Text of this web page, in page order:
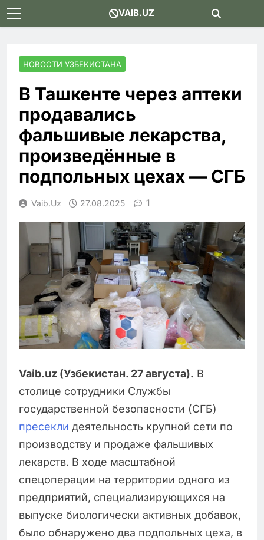
Skip
to
VAIB.UZ
НОВОСТИ УЗБЕКИСТАНА
В Ташкенте через аптеки
продавались
фальшивые лекарства,
произведённые в
подпольных цехах — СГБ
Vaib.uz 27.08.2025 1
Vaib.uz (Узбекистан. 27 августа). В
столице сотрудники Службы
государственной безопасности (СГБ)
пресекли деятельность крупной сети по
производству и продаже фальшивых
лекарств. В ходе масштабной
спецоперации на территории одного из
предприятий, специализирующихся на
выпуске биологически активных добавок,
было обнаружено два подпольных цеха, в